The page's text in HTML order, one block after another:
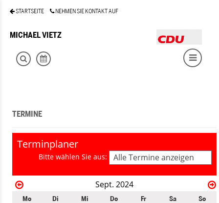
STARTSEITE NEHMEN SIE KONTAKT AUF
MICHAEL VIETZ
TERMINE
Terminplaner
Bitte wählen Sie aus: Alle Termine anzeigen
Sept. 2024
Mo Di Mi Do Fr Sa
So